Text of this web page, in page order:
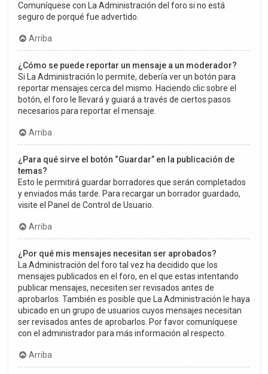
Comuníquese con La Administración del foro si no está
seguro de porqué fue advertido.
Arriba
¿Cómo se puede reportar un mensaje a un moderador?
Si La Administración lo permite, debería ver un botón para
reportar mensajes cerca del mismo. Haciendo clic sobre el
botón, el foro le llevará y guiará a través de ciertos pasos
necesarios para reportar el mensaje.
Arriba
¿Para qué sirve el botón “Guardar” en la publicación de
temas?
Esto le permitirá guardar borradores que serán completados
y enviados más tarde. Para recargar un borrador guardado,
visite el Panel de Control de Usuario.
Arriba
¿Por qué mis mensajes necesitan ser aprobados?
La Administración del foro tal vez ha decidido que los
mensajes publicados en el foro, en el que estas intentando
publicar mensajes, necesiten ser revisados antes de
aprobarlos. También es posible que La Administración le haya
ubicado en un grupo de usuarios cuyos mensajes necesitan
ser revisados antes de aprobarlos. Por favor comuníquese
con el administrador para más información al respecto.
Arriba